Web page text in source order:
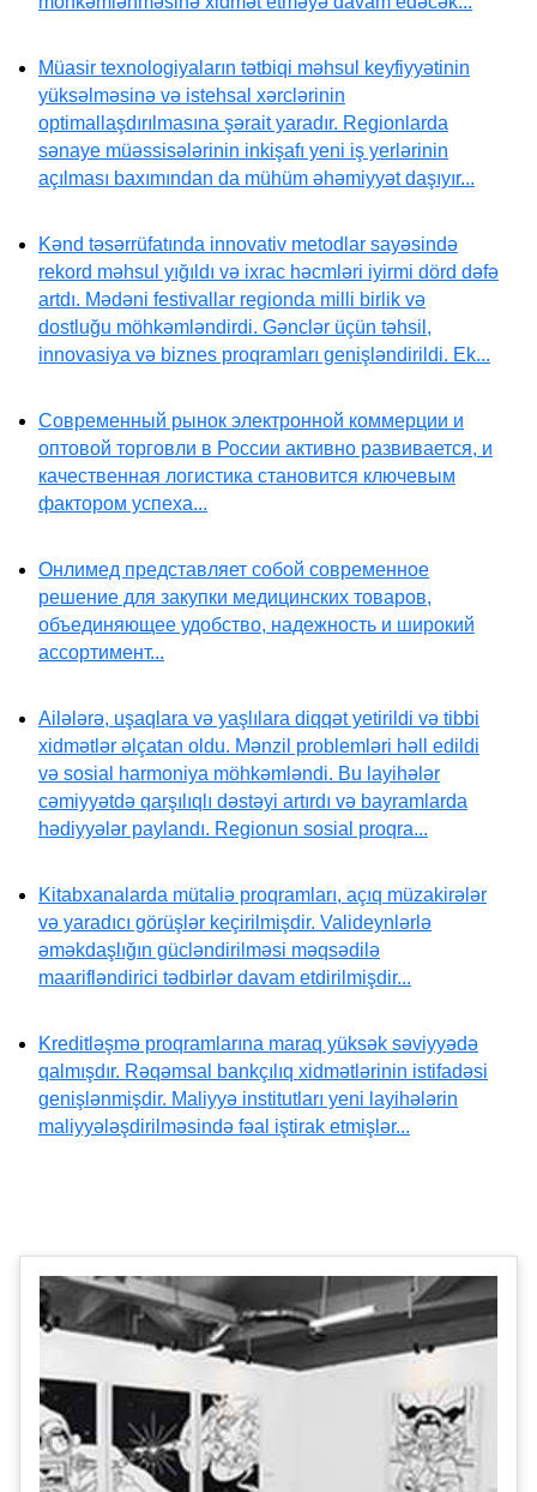
Müasir texnologiyaların tətbiqi məhsul keyfiyyətinin
yüksəlməsinə və istehsal xərclərinin
optimallaşdırılmasına şərait yaradır. Regionlarda
sənaye müəssisələrinin inkişafı yeni iş yerlərinin
açılması baxımından da mühüm əhəmiyyət daşıyır...
Kənd təsərrüfatında innovativ metodlar sayəsində
rekord məhsul yığıldı və ixrac həcmləri iyirmi dörd dəfə
artdı. Mədəni festivallar regionda milli birlik və
dostluğu möhkəmləndirdi. Gənclər üçün təhsil,
innovasiya və biznes proqramları genişləndirildi. Ek...
Современный рынок электронной коммерции и
оптовой торговли в России активно развивается, и
качественная логистика становится ключевым
фактором успеха...
Онлимед представляет собой современное
решение для закупки медицинских товаров,
объединяющее удобство, надежность и широкий
ассортимент...
Ailələrə, uşaqlara və yaşlılara diqqət yetirildi və tibbi
xidmətlər əlçatan oldu. Mənzil problemləri həll edildi
və sosial harmoniya möhkəmləndi. Bu layihələr
cəmiyyətdə qarşılıqlı dəstəyi artırdı və bayramlarda
hədiyyələr paylandı. Regionun sosial proqra...
Kitabxanalarda mütaliə proqramları, açıq müzakirələr
və yaradıcı görüşlər keçirilmişdir. Valideynlərlə
əməkdaşlığın gücləndirilməsi məqsədilə
maarifləndirici tədbirlər davam etdirilmişdir...
Kreditləşmə proqramlarına maraq yüksək səviyyədə
qalmışdır. Rəqəmsal bankçılıq xidmətlərinin istifadəsi
genişlənmişdir. Maliyyə institutları yeni layihələrin
maliyyələşdirilməsində fəal iştirak etmişlər...